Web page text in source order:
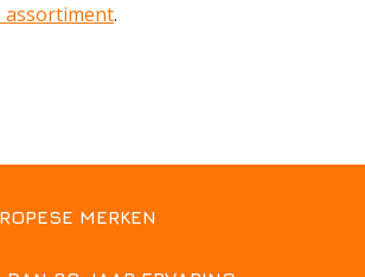
assortiment.
MERKEN